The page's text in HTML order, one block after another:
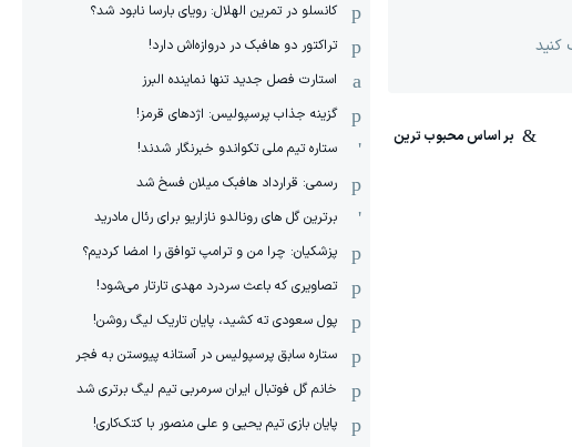
کنید
کانسلو در تمرین الهلال: رویای بارسا نابود شد؟
تراکتور دو هافبک در دروازه‌اش دارد!
استارت فصل جدید تنها نماینده البرز
گزینه جذاب پرسپولیس: اژدهای قرمز!
ستاره تیم ملی تکواندو خبرنگار شدند!
رسمی: قرارداد هافبک میلان فسخ شد
برترین گل های رونالدو نازاریو برای رئال مادرید
پزشکیان: چرا من و ترامپ توافق را امضا کردیم؟
تصاویری که باعث سردرد مهدی تارتار می‌شود!
پول سعودی ته کشید، پایان تاریک لیگ روشن!
ستاره سابق پرسپولیس در آستانه پیوستن به فجر
خانم گل فوتبال ایران سرمربی تیم لیگ برتری شد
پایان بازی تیم یحیی و علی منصور با کتک‌کاری!